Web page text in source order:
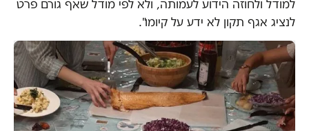
למודל ולחוזה הידוע לעמותה, ולא לפי מודל שאף גורם פרט
לנציג אגף תקון לא ידע על קיומו".